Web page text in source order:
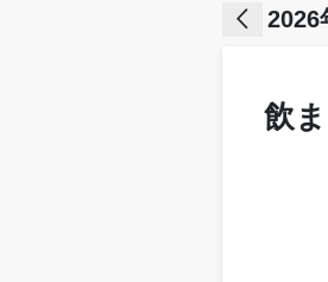
arrow_back_ios 2026
飲